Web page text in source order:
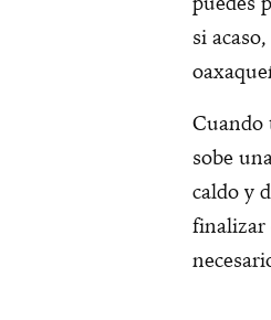
si
Cuando
sobe
caldo y
finalizar